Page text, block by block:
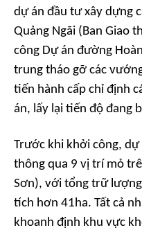
dự án đầu tư xây dựng
Quảng Ngãi (Ban Giao
công Dự án đường
trung tháo gỡ các
tiến hành cấp chỉ định
án, lấy lại tiến độ đang
Trước khi khởi công,
thông qua 9 vị trí mỏ
Sơn), với tổng trữ
tích hơn 41ha. Tất cả
khoanh định khu vực